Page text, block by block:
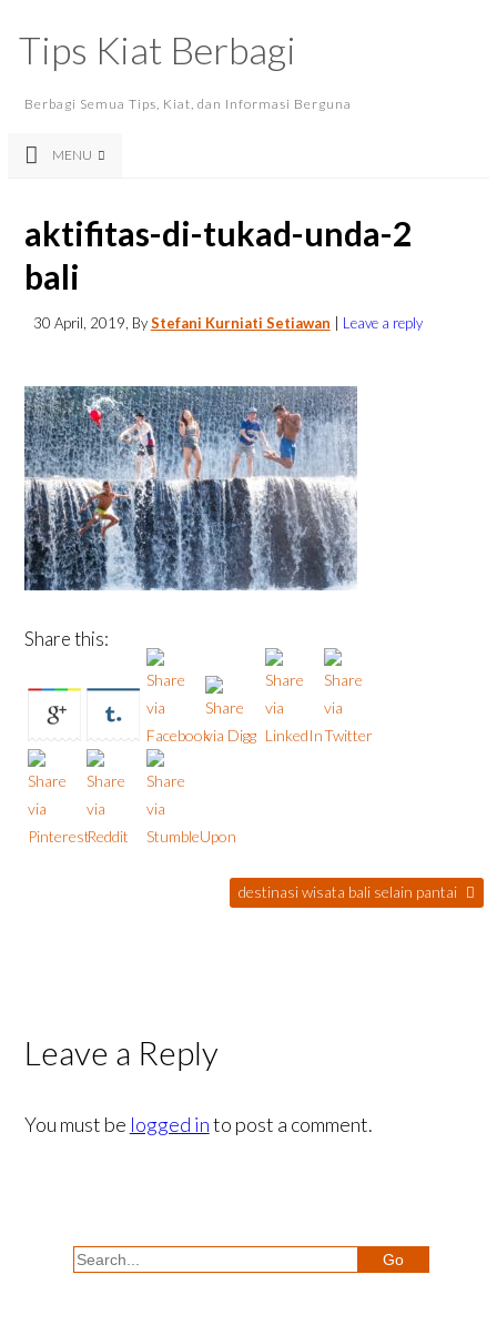
Tips Kiat Berbagi
Berbagi Semua Tips, Kiat, dan Informasi Berguna
MENU
aktifitas-di-tukad-unda-2
bali
30 April, 2019 , ByStefani Kurniati Setiawan Leave a reply
Share this:
destinasi wisata bali selain pantai
Leave a Reply
You must be logged into post a comment.